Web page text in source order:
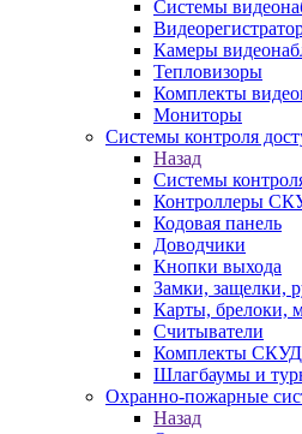
Системы
Камеры
Тепловизоры
Комплекты
Мониторы
Системы контроля
Назад
Системы
Контроллеры
Кодовая панель
Доводчики
Кнопки выхода
Замки, защелки,
Карты, брелоки,
Считыватели
Комплекты СКУД
Шлагбаумы и
Охранно-пожарные
Назад